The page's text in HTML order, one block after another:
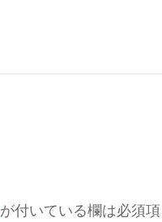
が付いている欄は必須項